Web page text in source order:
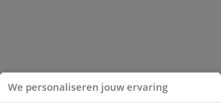
We personaliseren jouw ervaring